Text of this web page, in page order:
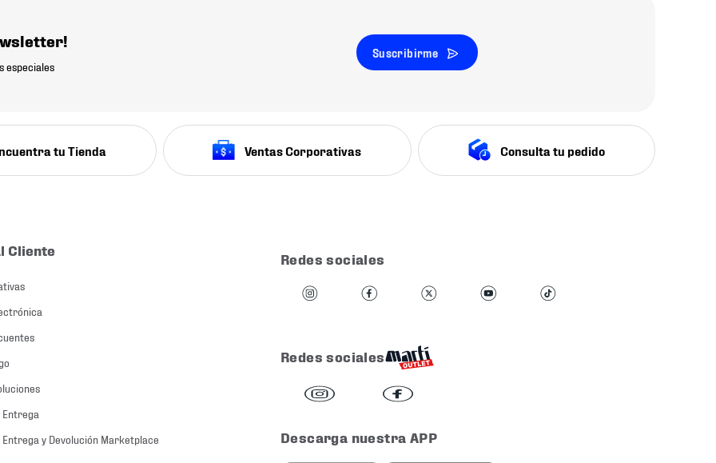
especiales
Suscribirme
tu Tienda Ventas Corporativas Consulta tu pedido
Cliente
Entrega
Entrega y Devolución Marketplace
Redes sociales
Redes sociales
Descarga nuestra APP